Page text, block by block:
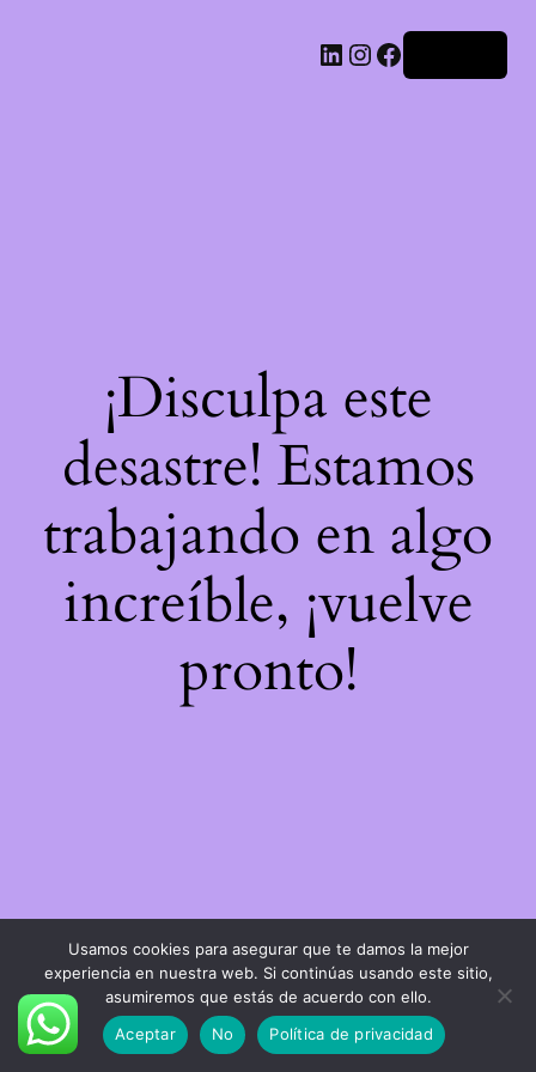
LinkedIn
Instagram
Facebook
¡Disculpa este
desastre! Estamos
trabajando en algo
increíble, ¡vuelve
pronto!
Usamos cookies para asegurar que te damos la mejor
experiencia en nuestra web. Si continúas usando este sitio,
asumiremos que estás de acuerdo con ello.
Aceptar
No Política de privacidad